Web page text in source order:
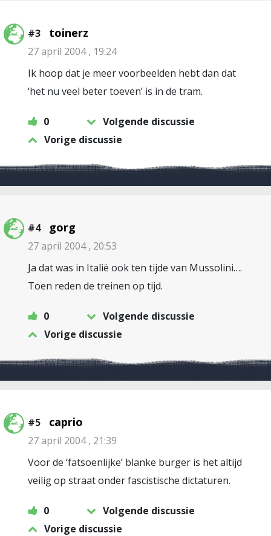
#3 toinerz
27 april 2004 , 19:24
Ik hoop dat je meer voorbeelden hebt dan dat
‘het nu veel beter toeven’ is in de tram.
0
Volgende discussie
Vorige discussie
#4 gorg
27 april 2004 , 20:53
Ja dat was in Italië ook ten tijde van Mussolini….
Toen reden de treinen op tijd.
0
Volgende discussie
Vorige discussie
#5 caprio
27 april 2004 , 21:39
Voor de ‘fatsoenlijke’ blanke burger is het altijd
veilig op straat onder fascistische dictaturen.
0
Volgende discussie
Vorige discussie